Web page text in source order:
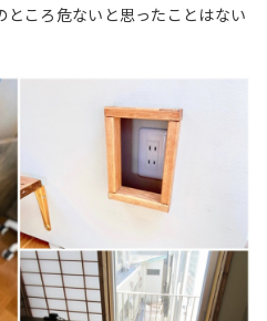
ところ危ないと思ったことはない